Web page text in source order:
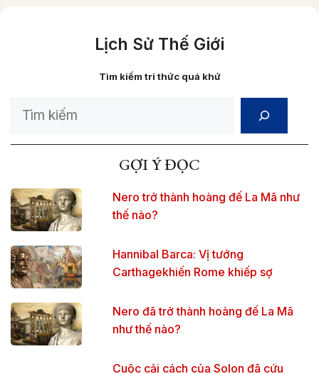
Lịch Sử Thế Giới
Tìm kiếm tri thức quá khứ
Search
GỢI Ý ĐỌC
Nero trở thành hoàng đế La Mã như
thế nào?
Hannibal Barca: Vị tướng
Carthagekhiến Rome khiếp sợ
Nero đã trở thành hoàng đế La Mã
như thế nào?
Cuộc cải cách của Solon đã cứu